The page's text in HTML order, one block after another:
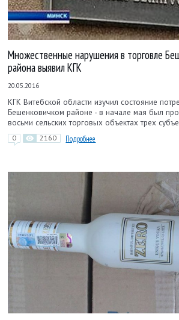
Множественные нарушения в торговле
района выявил КГК
20.05.2016
КГК Витебской области изучил состояние
Бешенковичком районе - в начале мая был
восьми сельских торговых объектах трех
0 2160 Подробнее